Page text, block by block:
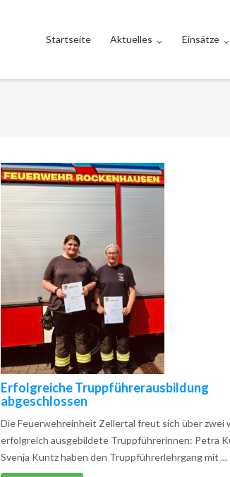
Startseite Aktuelles Einsätze
Erfolgreiche Truppführerausbildung
abgeschlossen
Die Feuerwehreinheit Zellertal freut sich über zwei
erfolgreich ausgebildete Truppführerinnen: Petra
Svenja Kuntz haben den Truppführerlehrgang mit ...